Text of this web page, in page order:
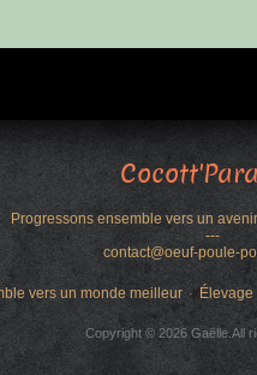
Progressons ensemble vers un
---
contact@oeuf-poule-
vers un monde meilleur Élevage
Copyright © 2026 Gaëlle.All